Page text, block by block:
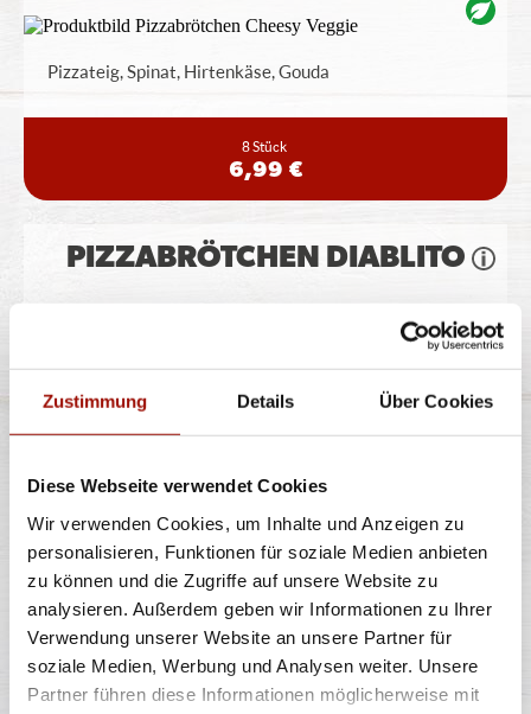
Zustimmung Details Über Cookies
Diese Webseite verwendet Cookies
Wir verwenden Cookies, um Inhalte und Anzeigen zu
personalisieren, Funktionen für soziale Medien anbieten
zu können und die Zugriffe auf unsere Website zu
analysieren. Außerdem geben wir Informationen zu Ihrer
Verwendung unserer Website an unsere Partner für
soziale Medien, Werbung und Analysen weiter. Unsere
Partner führen diese Informationen möglicherweise mit
Pizzateig, Spinat, Hirtenkäse, Gouda
8 Stück
6,99 €
PIZZABRÖTCHEN DIABLITO
Pizzateig, Gouda, Peperonisalami, Jalapeños
6,99 €
PIZZABRÖTCHEN CHEESY
SCHINKEN
Pizzateig, Gouda, Hinterschinken